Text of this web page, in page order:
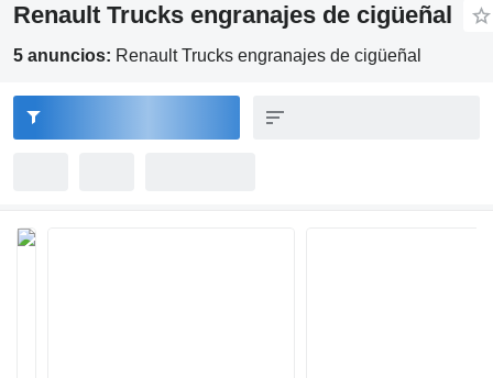
Renault Trucks engranajes de cigüeñal
5 anuncios: Renault Trucks engranajes de cigüeñal